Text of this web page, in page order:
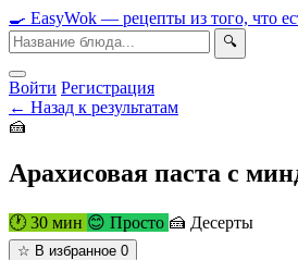
🍳 EasyWok — рецепты из того, что
🔍
Войти Регистрация
← Назад к результатам
🍰
Арахисовая паста с
🕐 30 мин 😊 Просто 🍰 Десерты
☆ В избранное 0